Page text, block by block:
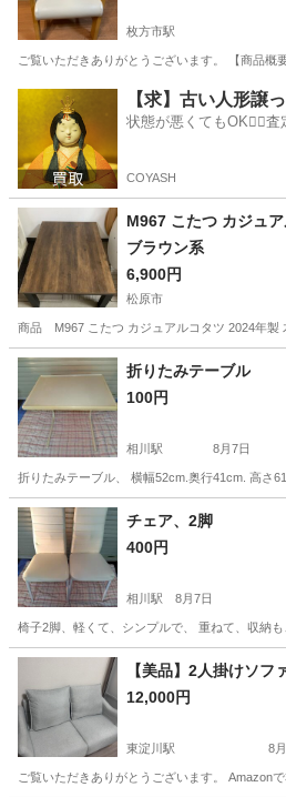
枚方市駅
ご覧いただきありがとうございます。 【商品
枚方市駅 椅子
【求】古い人形譲
状態が悪くてもOK🙆‍♀️査
COYASH
M967 こたつ カジュ
ブラウン系
6,900円
松原市
商品 M967 こたつ カジュアルコタツ
大阪 松原市 テーブル
折りたみテーブル
100円
相川駅 8月7日
折りたみテーブル、 横幅52cm.奥行41cm. 高さ
大阪 大阪市 テーブル
チェア、2脚
400円
相川駅 8月7日
椅子2脚、軽くて、シンプルで、 重ねて、収納
大阪 大阪市 相川駅 椅子
【美品】2人掛けソフ
12,000円
東淀川駅 8
ご覧いただきありがとうございます。 Amazon